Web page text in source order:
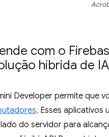
com o
híbrida de IA
Developer permite que
. Esses aplicativos
do servidor para